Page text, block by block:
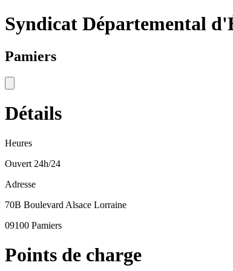
Syndicat Départemental
Pamiers
Détails
Heures
Ouvert 24h/24
Adresse
70B Boulevard Alsace Lorraine
09100 Pamiers
Points de charge